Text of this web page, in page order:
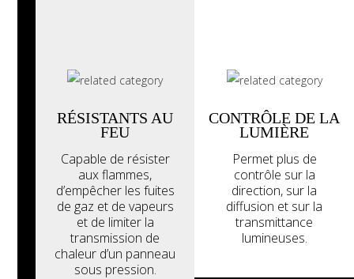
RÉSISTANTS AU
FEU
Capable de résister
aux flammes,
d’empêcher les fuites
de gaz et de vapeurs
et de limiter la
transmission de
chaleur d’un panneau
sous pression.
CONTRÔLE DE LA
LUMIÈRE
Permet plus de
contrôle sur la
direction, sur la
diffusion et sur la
transmittance
lumineuses.